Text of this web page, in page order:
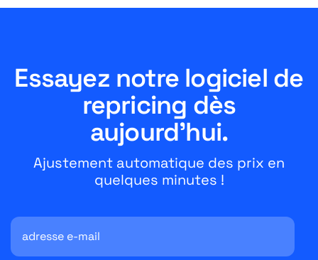
Essayez notre logiciel de
repricing dès
aujourd'hui.
Ajustement automatique des prix en
quelques minutes !